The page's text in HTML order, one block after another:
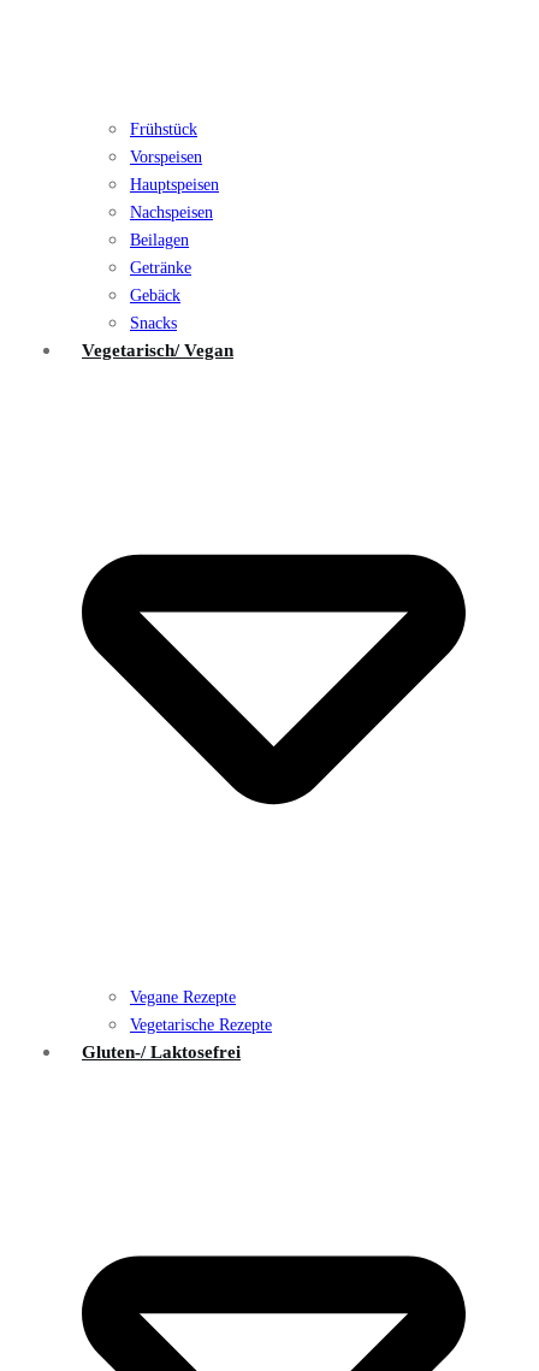
Frühstück
Vorspeisen
Hauptspeisen
Nachspeisen
Beilagen
Getränke
Gebäck
Snacks
Vegetarisch/ Vegan
Vegane Rezepte
Vegetarische Rezepte
Gluten-/ Laktosefrei